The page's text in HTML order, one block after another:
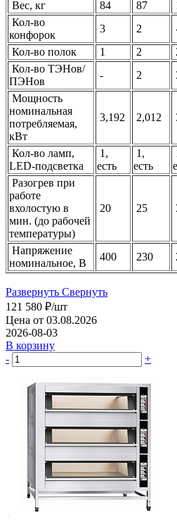
Вес, кг 84 87
Кол-во
конфорок
3 2
Кол-во полок
1 2
Кол-во ТЭНов/
ПЭНов
- 2
Мощность
номинальная
потребляемая,
кВт
3,192 2,012
Кол-во ламп,
LED-подсветка
1,
есть
1,
есть
Разогрев при
работе
вхолостую в
мин. (до рабочей
температуры)
20 25
Напряжение
номинальное, В
400 230
Развернуть Свернуть
121 580 ₽/шт
Цена от 03.08.2026
2026-08-03
В корзину
-
+